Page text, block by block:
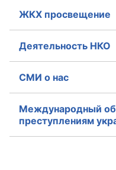
ЖКХ просвещение
Деятельность НКО
СМИ о нас
Международный
преступлениям